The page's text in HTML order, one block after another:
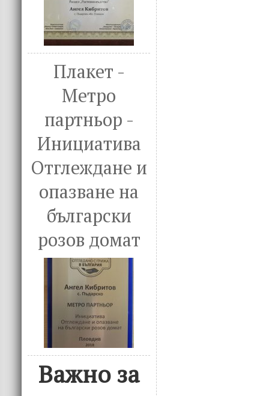
Плакет -
Метро
партньор -
Инициатива
Отглеждане и
опазване на
български
розов домат
Важно за